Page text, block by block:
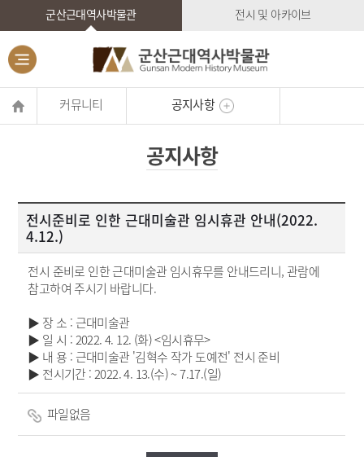
군산근대역사박물관 전시 및 아카이브
커뮤니티 공지사항
공지사항
전시준비로 인한 근대미술관 임시휴관 안내(2022.
4.12.)
전시 준비로 인한 근대미술관 임시휴무를 안내드리니, 관람에
참고하여 주시기 바랍니다.
▶ 장 소 : 근대미술관
▶ 일 시 : 2022. 4. 12. (화) <임시휴무>
▶ 내 용 : 근대미술관 '김혁수 작가 도예전' 전시 준비
▶ 전시기간 : 2022. 4. 13.(수) ~ 7.17.(일)
파일없음